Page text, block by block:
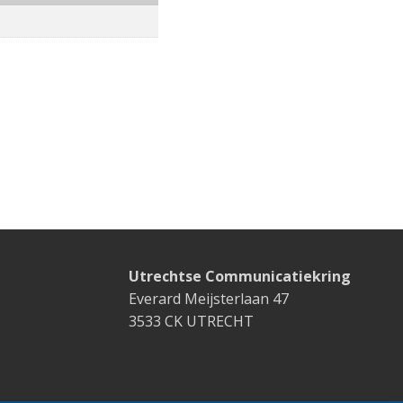
Utrechtse Communicatiekring
Everard Meijsterlaan 47
3533 CK UTRECHT